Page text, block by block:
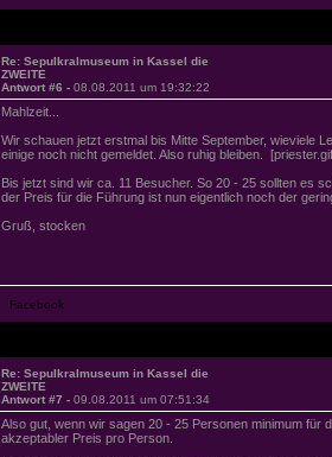
Re: Sepulkralmuseum in Kassel die
ZWEITE
Antwort #6 - 08.08.2011 um 19:32:22
Mahlzeit...
Wir schauen jetzt erstmal bis Mitte September, wieviele
einige noch nicht gemeldet. Also ruhig bleiben.
Bis jetzt sind wir ca. 11 Besucher. So 20 - 25 sollten es
der Preis für die Führung ist nun eigentlich noch der
Gruß, stocken
Re: Sepulkralmuseum in Kassel die
ZWEITE
Antwort #7 - 09.08.2011 um 07:51:34
Also gut, wenn wir sagen 20 - 25 Personen minimum für
akzeptabler Preis pro Person.